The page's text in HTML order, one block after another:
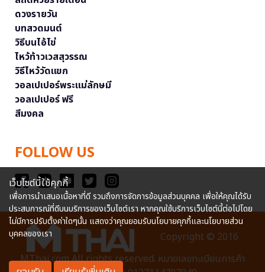
ดวงรายวัน
บทสวดมนต์
วิธีบนไอ้ไข่
ไหว้ท้าวเวสสุวรรณ
วิธีไหว้วัดแขก
วอลเปเปอร์พระแม่ลักษมี
วอลเปเปอร์ ฟรี
สีมงคล
FOLLOW US
Copyright © 2016
MThai.com All rights reserved. หมายเลขทะเบียนการค้า
เว็บไซต์นี้ใช้คุกกี้
เพื่อการนำเสนอเนื้อหาที่ดี รวมถึงการจัดการข้อมูลส่วนบุคคล เพื่อให้คุณได้รับ
ประสบการณ์ที่ดีบนบริการของเว็บไซต์เรา หากคุณใช้บริการเว็บไซต์นี้ต่อไปโดย
ไม่มีการปรับตั้งค่าใดๆนั้น แสดงว่าคุณยอมรับนโยบายคุกกี้และนโยบายส่วน
บุคคลของเรา